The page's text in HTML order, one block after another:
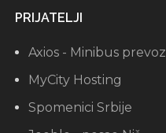
PRIJATELJI
Axios - Minibus prevoz
MyCity Hosting
Spomenici Srbije